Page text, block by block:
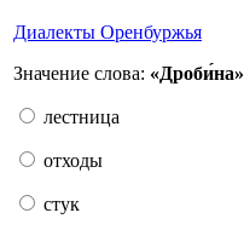
Диалекты Оренбуржья
Значение слова: «Дроби́на»
лестница
отходы
стук